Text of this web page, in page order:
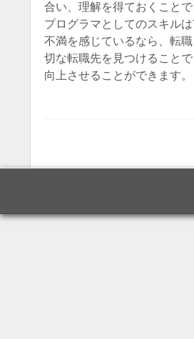
合い、理解を得ておくこと
プログラマとしてのスキル
不満を感じているなら、転
切な転職先を見つけること
向上させることができます。